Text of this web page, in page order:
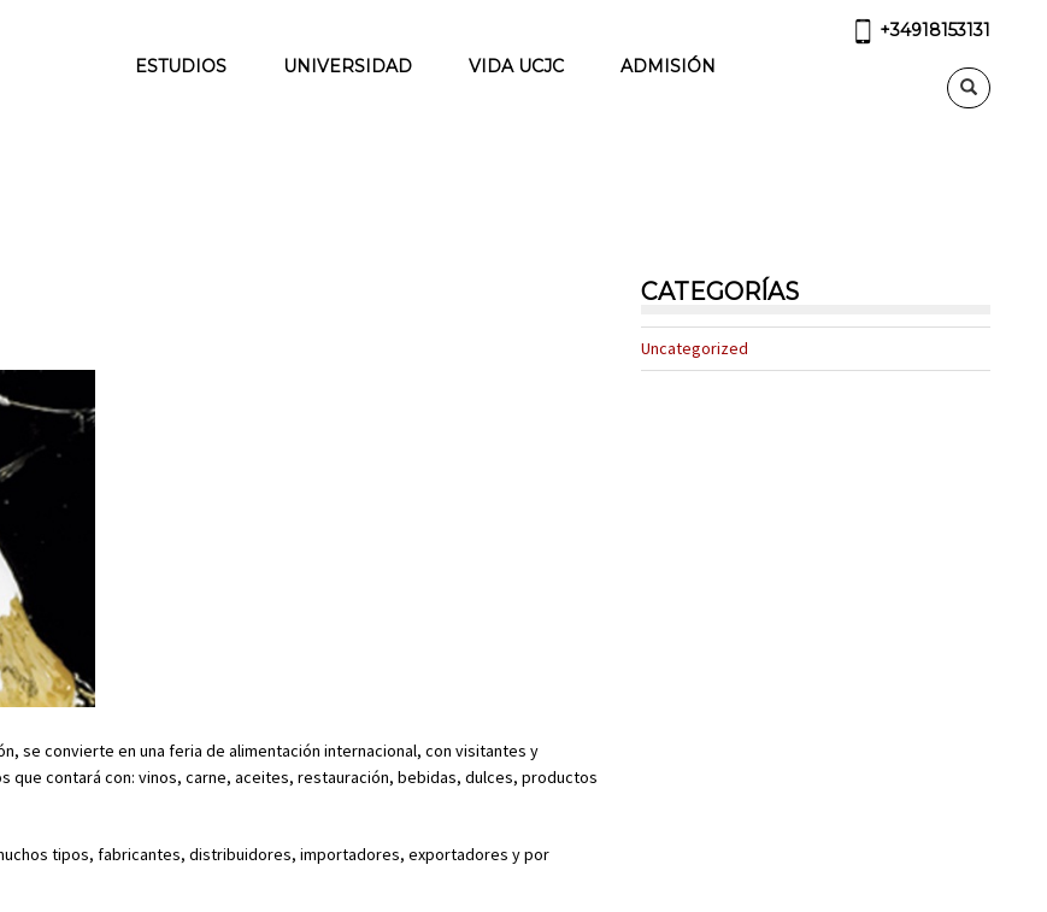
ESTUDIOS UNIVERSIDAD VIDA UCJC ADMISIÓN
+34918153131
se convierte en una feria de alimentación internacional, con visitantes y
contará con: vinos, carne, aceites, restauración, bebidas, dulces, productos
tipos, fabricantes, distribuidores, importadores, exportadores y por
CATEGORÍAS
Uncategorized